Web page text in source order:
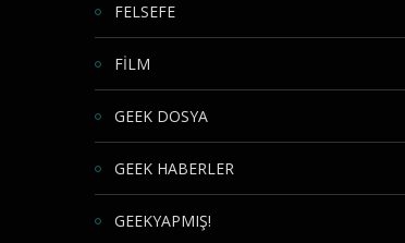
FELSEFE
FİLM
GEEK DOSYA
GEEK HABERLER
GEEKYAPMIŞ!